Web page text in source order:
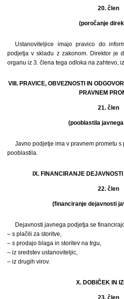
20. člen
(poročanje
Ustanoviteljice imajo pravico do
podjetja v skladu z zakonom. Direktor je
organu iz 3. člena tega odloka na zahtevo,
VIII. PRAVICE, OBVEZNOSTI IN
PRAVNEM
21. člen
(pooblastila
Javno podjetje ima v pravnem prometu
pooblastila.
IX. FINANCIRANJE
22. člen
(financiranje dejavnosti
Dejavnosti javnega podjetja se
– s plačili za storitve,
– s prodajo blaga in storitev na trgu,
– iz sredstev ustanoviteljic,
– iz drugih virov.
X. DOBIČEK IN
23. člen